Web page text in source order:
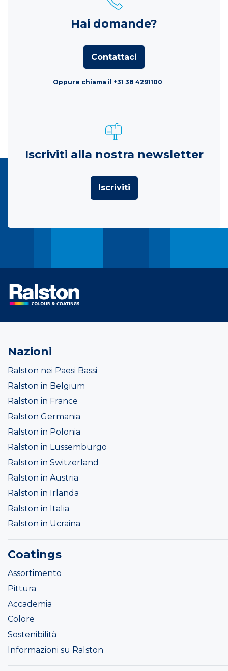
Hai domande?
Contattaci
Oppure chiama il +31 38 4291100
Iscriviti alla nostra newsletter
Iscriviti
Nazioni
Ralston nei Paesi Bassi
Ralston in Belgium
Ralston in France
Ralston Germania
Ralston in Polonia
Ralston in Lussemburgo
Ralston in Switzerland
Ralston in Austria
Ralston in Irlanda
Ralston in Italia
Ralston in Ucraina
Coatings
Assortimento
Pittura
Accademia
Colore
Sostenibilità
Informazioni su Ralston